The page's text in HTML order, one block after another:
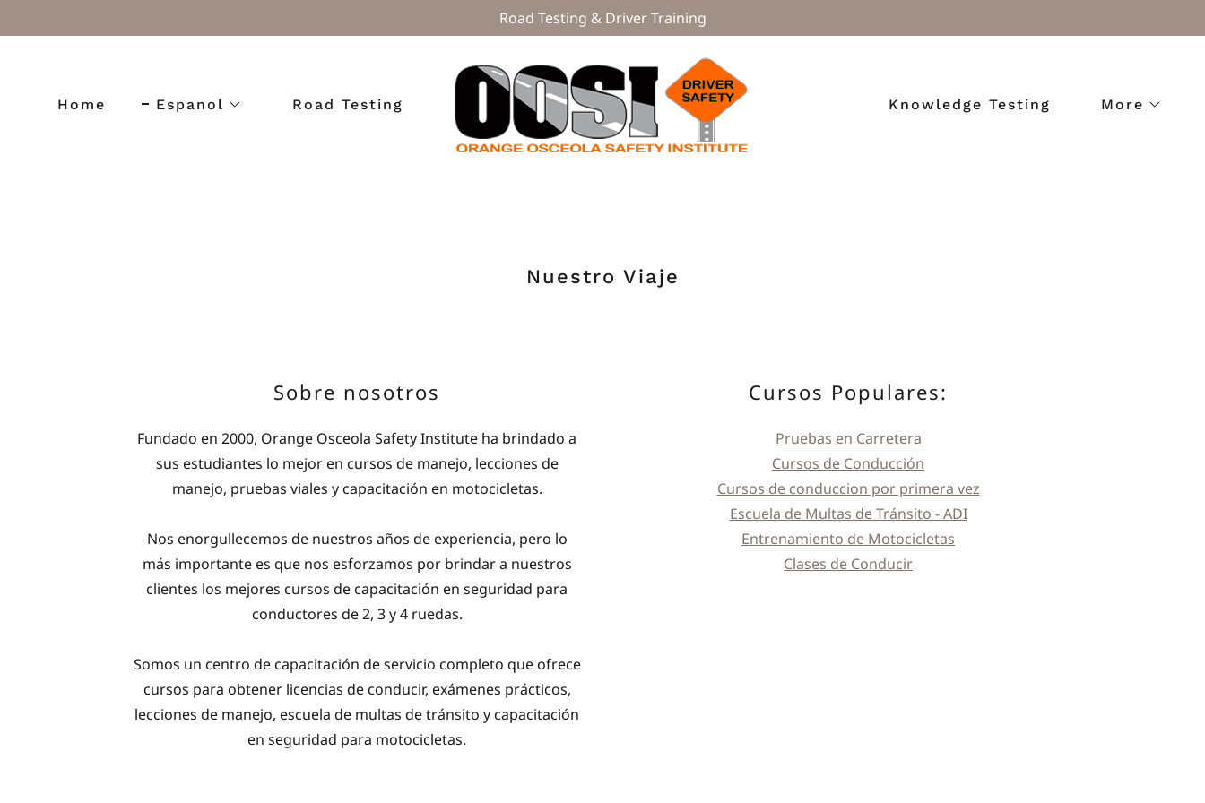
Road Testing & Driver Training
Home Espanol Road Testing Knowledge Testing More
Nuestro Viaje
Sobre nosotros
Fundado en 2000, Orange Osceola Safety Institute ha brindado a
sus estudiantes lo mejor en cursos de manejo, lecciones de
manejo, pruebas viales y capacitación en motocicletas.
Nos enorgullecemos de nuestros años de experiencia, pero lo
más importante es que nos esforzamos por brindar a nuestros
clientes los mejores cursos de capacitación en seguridad para
conductores de 2, 3 y 4 ruedas.
Somos un centro de capacitación de servicio completo que ofrece
cursos para obtener licencias de conducir, exámenes prácticos,
lecciones de manejo, escuela de multas de tránsito y capacitación
en seguridad para motocicletas.
Cursos Populares:
Pruebas en Carretera
Cursos de Conducción
Cursos de conduccion por primera vez
Escuela de Multas de Tránsito - ADI
Entrenamiento de Motocicletas
Clases de Conducir